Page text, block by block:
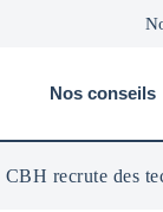
Nos conseils
CBH recrute des